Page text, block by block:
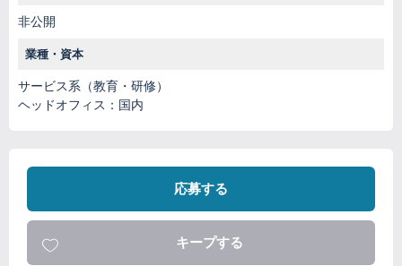
非公開
業種・資本
サービス系（教育・研修）
ヘッドオフィス：国内
応募する
キープする